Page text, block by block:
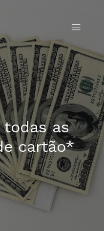
as
cartão*